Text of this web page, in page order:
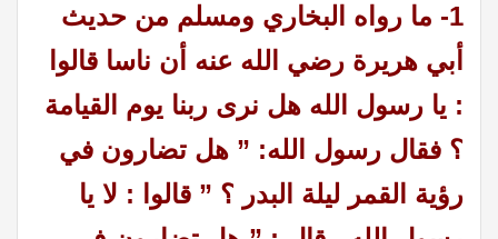
1- ما رواه البخاري ومسلم من حديث
أبي هريرة رضي الله عنه أن ناسا قالوا
: يا رسول الله هل نرى ربنا يوم القيامة
؟ فقال رسول الله: ” هل تضارون في
رؤية القمر ليلة البدر ؟ ” قالوا : لا يا